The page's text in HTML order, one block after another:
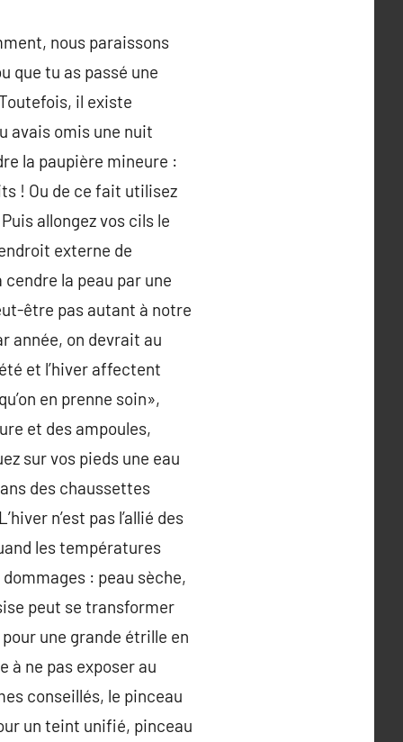
nous paraissons
que tu as passé une
il existe
avais omis une nuit
la paupière mineure :
! Ou de ce fait utilisez
allongez vos cils le
externe de
la peau par une
être pas autant à notre
année, on devrait au
et l’hiver affectent
en prenne soin»,
et des ampoules,
sur vos pieds une eau
des chaussettes
n’est pas l’allié des
les températures
: peau sèche,
peut se transformer
une grande étrille en
ne pas exposer au
conseillés, le pinceau
un teint unifié, pinceau